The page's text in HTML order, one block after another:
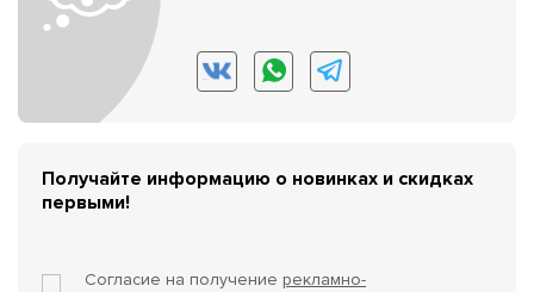
Получайте информацию о новинках и скидках
первыми!
Согласие на получение рекламно-